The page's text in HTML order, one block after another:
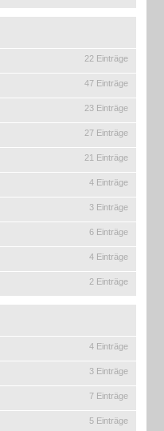
22 Einträge
47 Einträge
23 Einträge
27 Einträge
21 Einträge
4 Einträge
3 Einträge
6 Einträge
4 Einträge
2 Einträge
4 Einträge
3 Einträge
7 Einträge
5 Einträge